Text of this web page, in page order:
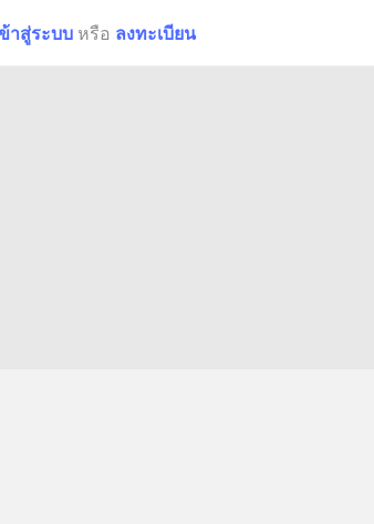
าสู่ระบบ หรือ ลงทะเบียน